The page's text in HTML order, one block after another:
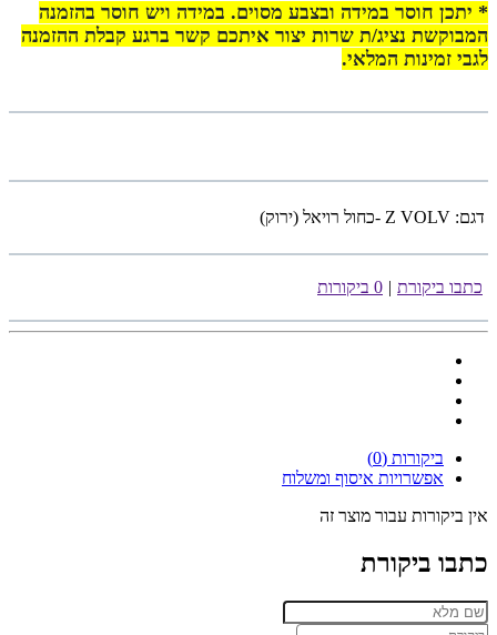
* יתכן חוסר במידה ובצבע מסוים. במידה ויש חוסר בהזמנה
המבוקשת נציג/ת שרות יצור איתכם קשר ברגע קבלת ההזמנה
לגבי זמינות המלאי.
דגם: Z VOLV -כחול רויאל (ירוק)
כתבו ביקורת | 0 ביקורות
ביקורות (0)
אפשרויות איסוף ומשלוח
אין ביקורות עבור מוצר זה
כתבו ביקורת